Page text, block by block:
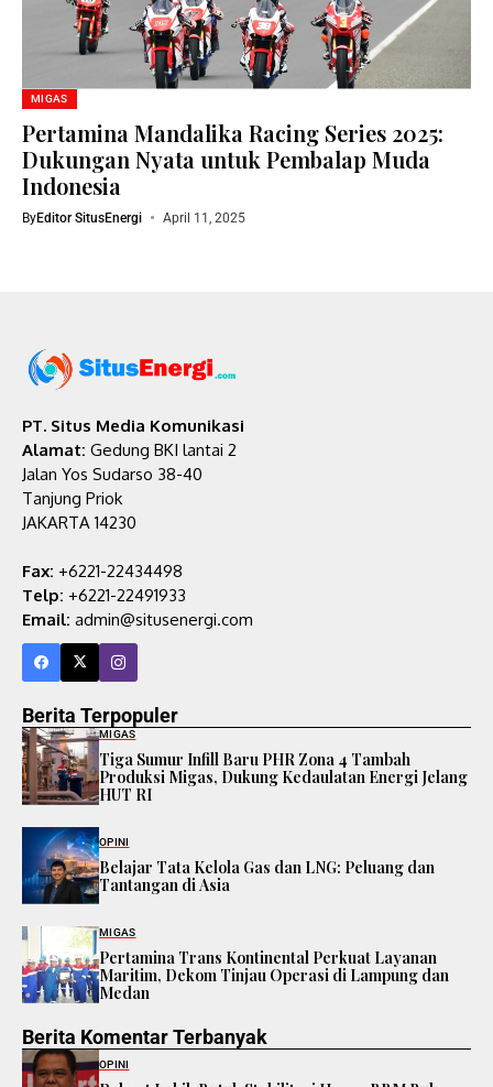
MIGAS
Pertamina Mandalika Racing Series 2025:
Dukungan Nyata untuk Pembalap Muda
Indonesia
ByEditor SitusEnergi April 11, 2025
PT. Situs Media Komunikasi
Alamat: Gedung BKI lantai 2
Jalan Yos Sudarso 38-40
Tanjung Priok
JAKARTA 14230
Fax: +6221-22434498
Telp: +6221-22491933
Email: admin@situsenergi.com
Berita Terpopuler
MIGAS
Tiga Sumur Infill Baru PHR Zona 4 Tambah
Produksi Migas, Dukung Kedaulatan Energi Jelang
HUT RI
OPINI
Belajar Tata Kelola Gas dan LNG: Peluang dan
Tantangan di Asia
MIGAS
Pertamina Trans Kontinental Perkuat Layanan
Maritim, Dekom Tinjau Operasi di Lampung dan
Medan
Berita Komentar Terbanyak
OPINI